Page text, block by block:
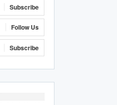
Subscribe
Follow Us
Subscribe